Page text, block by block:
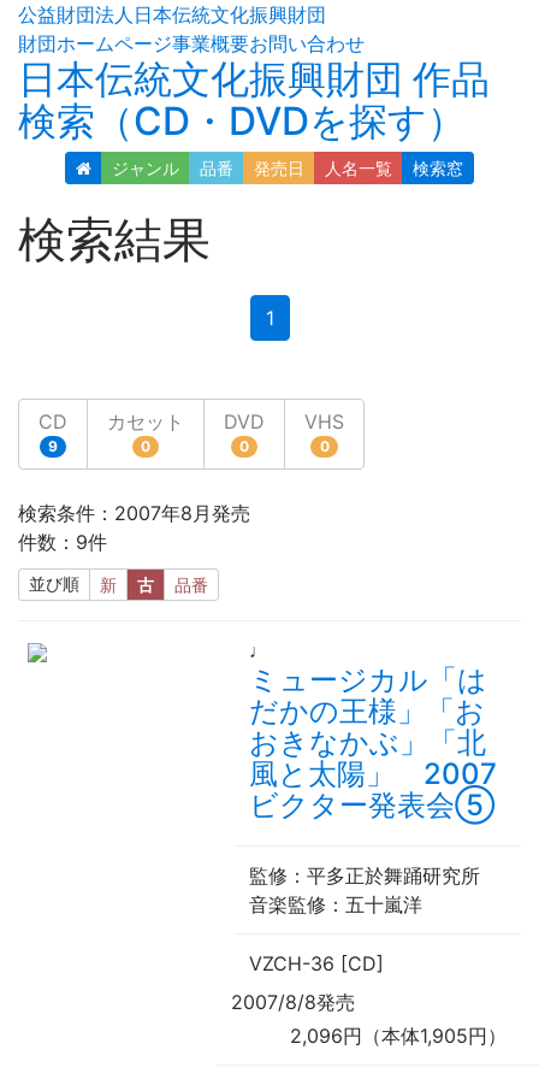
公益財団法人日本伝統文化振興財団
財団ホームページ事業概要お問い合わせ
日本伝統文化振興財団 作品
検索（CD・DVDを探す）
ジャンル 品番 発売日 人名一覧 検索窓
検索結果
1(current)
CD
9
カセット
0
DVD
0
VHS
0
検索条件：2007年8月発売
件数：9件
並び順 新 古 品番
♩
ミュージカル「は
だかの王様」「お
おきなかぶ」「北
風と太陽」 2007
ビクター発表会⑤
監修 ：平多正於舞踊研究所
音楽監修 ：五十嵐洋
VZCH-36 [CD]
2007/8/8発売
2,096円（本体1,905円）